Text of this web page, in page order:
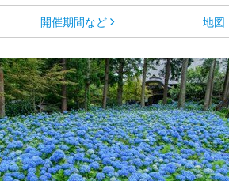
開催期間など 地図